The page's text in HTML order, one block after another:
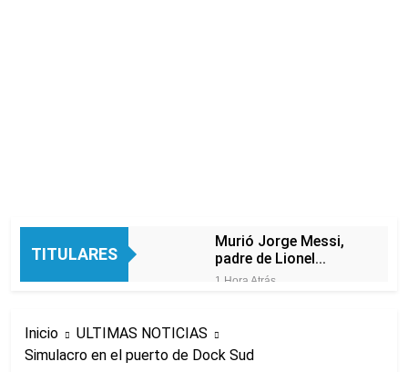
TITULARES
Murió Jorge Messi,
padre de Lionel
Messi, a los 68 años
1 Hora Atrás
formalmente por
abuso sexual
3 Horas Atrás
La CGT y las dos
Inicio
ULTIMAS NOTICIAS
Simulacro en el puerto de Dock Sud